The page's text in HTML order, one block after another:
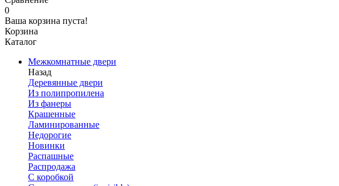
0
Ваша корзина пуста!
Корзина
Каталог
Межкомнатные двери
Назад
Деревянные двери
Из полипропилена
Из фанеры
Крашенные
Ламинированные
Недорогие
Новинки
Распашные
Распродажа
С коробкой